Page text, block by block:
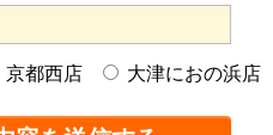
京都西店 大津におの浜店